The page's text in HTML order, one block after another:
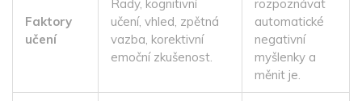
Faktory
učení
Rady, kognitivní
učení, vhled, zpětná
vazba, korektivní
emoční zkušenost.
rozpoznávat
automatické
negativní
myšlenky a
měnit je.